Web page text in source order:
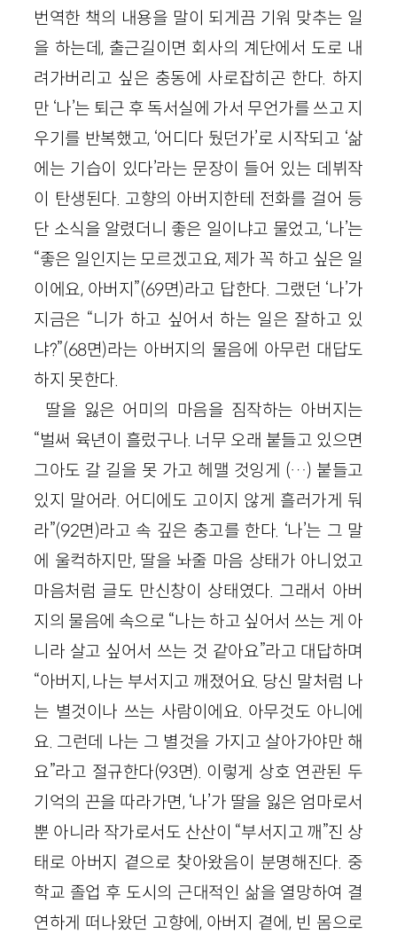
번역한 책의 내용을 말이 되게끔 기워 맞추는 일
을 하는데, 출근길이면 회사의 계단에서 도로 내
려가버리고 싶은 충동에 사로잡히곤 한다. 하지
만 ‘나’는 퇴근 후 독서실에 가서 무언가를 쓰고 지
우기를 반복했고, ‘어디다 뒀던가’로 시작되고 ‘삶
에는 기습이 있다’라는 문장이 들어 있는 데뷔작
이 탄생된다. 고향의 아버지한테 전화를 걸어 등
단 소식을 알렸더니 좋은 일이냐고 물었고, ‘나’는
“좋은 일인지는 모르겠고요, 제가 꼭 하고 싶은 일
이에요, 아버지”(69면)라고 답한다. 그랬던 ‘나’가
지금은 “니가 하고 싶어서 하는 일은 잘하고 있
냐?”(68면)라는 아버지의 물음에 아무런 대답도
하지 못한다.
딸을 잃은 어미의 마음을 짐작하는 아버지는
“벌써 육년이 흘렀구나. 너무 오래 붙들고 있으면
그아도 갈 길을 못 가고 헤맬 것잉게 (…) 붙들고
있지 말어라. 어디에도 고이지 않게 흘러가게 둬
라”(92면)라고 속 깊은 충고를 한다. ‘나’는 그 말
에 울컥하지만, 딸을 놔줄 마음 상태가 아니었고
마음처럼 글도 만신창이 상태였다. 그래서 아버
지의 물음에 속으로 “나는 하고 싶어서 쓰는 게 아
니라 살고 싶어서 쓰는 것 같아요”라고 대답하며
“아버지, 나는 부서지고 깨졌어요. 당신 말처럼 나
는 별것이나 쓰는 사람이에요. 아무것도 아니에
요. 그런데 나는 그 별것을 가지고 살아가야만 해
요”라고 절규한다(93면). 이렇게 상호 연관된 두
기억의 끈을 따라가면, ‘나’가 딸을 잃은 엄마로서
뿐 아니라 작가로서도 산산이 “부서지고 깨”진 상
태로 아버지 곁으로 찾아왔음이 분명해진다. 중
학교 졸업 후 도시의 근대적인 삶을 열망하여 결
연하게 떠나왔던 고향에, 아버지 곁에, 빈 몸으로